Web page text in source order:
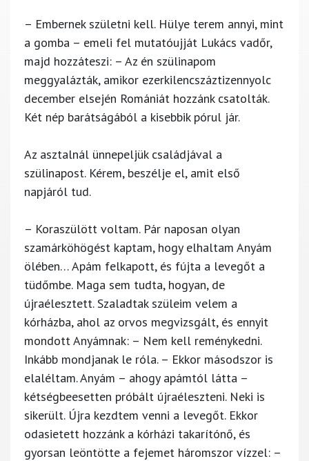
– Embernek születni kell. Hülye terem annyi, mint
a gomba – emeli fel mutatóujját Lukács vadőr,
majd hozzáteszi: – Az én szülinapom
meggyalázták, amikor ezerkilencszáztizennyolc
december elsején Romániát hozzánk csatolták.
Két nép barátságából a kisebbik pórul jár.
Az asztalnál ünnepeljük családjával a
szülinapost. Kérem, beszélje el, amit első
napjáról tud.
– Koraszülött voltam. Pár naposan olyan
szamárköhögést kaptam, hogy elhaltam Anyám
ölében… Apám felkapott, és fújta a levegőt a
tüdőmbe. Maga sem tudta, hogyan, de
újraélesztett. Szaladtak szüleim velem a
kórházba, ahol az orvos megvizsgált, és ennyit
mondott Anyámnak: – Nem kell reménykedni.
Inkább mondjanak le róla. – Ekkor másodszor is
elaléltam. Anyám – ahogy apámtól látta –
kétségbeesetten próbált újraéleszteni. Neki is
sikerült. Újra kezdtem venni a levegőt. Ekkor
odasietett hozzánk a kórházi takarítónő, és
gyorsan leöntötte a fejemet háromszor vízzel: –